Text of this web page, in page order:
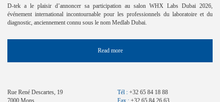
D-tek a le plaisir d’annoncer sa participation au salon WHX Labs Dubai 2026,
événement international incontournable pour les professionnels du laboratoire et du
diagnostic, anciennement connu sous le nom Medlab Dubai.
Read more
Rue René Descartes, 19
7000 Mons
Tél : +32 65 84 18 88
Fax : +32 65 84 26 63